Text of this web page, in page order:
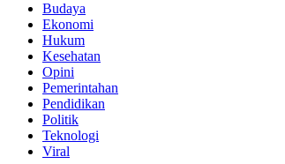
Budaya
Ekonomi
Hukum
Kesehatan
Opini
Pemerintahan
Pendidikan
Politik
Teknologi
Viral